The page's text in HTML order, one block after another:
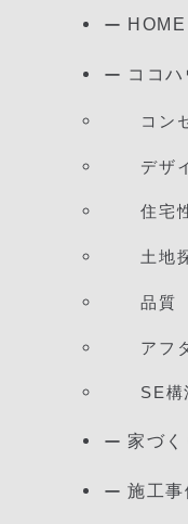
HOME
ココ
コン
デザ
住宅
土地
品質
アフ
SE構
家づ
施工事